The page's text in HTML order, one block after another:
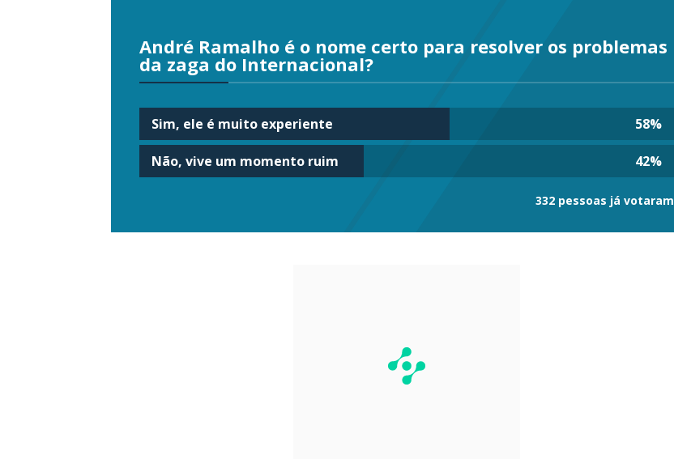
André Ramalho é o nome certo para resolver os problemas
da zaga do Internacional?
Sim, ele é muito experiente 58%
Não, vive um momento ruim 42%
332 pessoas já votaram